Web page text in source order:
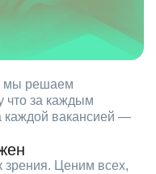
мы решаем
что за каждым
вакансией —
зрения. Ценим всех,